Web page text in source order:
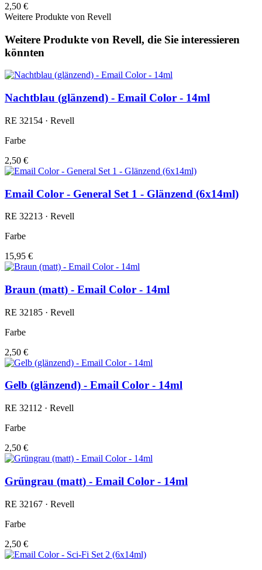
2,50 €
Weitere Produkte von Revell
Weitere Produkte von Revell, die Sie interessieren
könnten
Nachtblau (glänzend) - Email Color - 14ml
RE 32154 · Revell
Farbe
2,50 €
Email Color - General Set 1 - Glänzend (6x14ml)
RE 32213 · Revell
Farbe
15,95 €
Braun (matt) - Email Color - 14ml
RE 32185 · Revell
Farbe
2,50 €
Gelb (glänzend) - Email Color - 14ml
RE 32112 · Revell
Farbe
2,50 €
Grüngrau (matt) - Email Color - 14ml
RE 32167 · Revell
Farbe
2,50 €